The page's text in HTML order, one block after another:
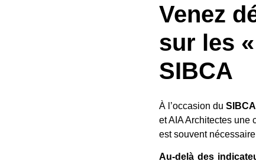
Venez
sur les
SIBCA
À l’occasion du
et AIA Architectes une
est souvent
Au-delà des